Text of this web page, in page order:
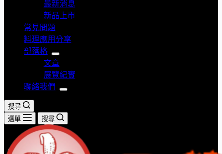
最新消息
新品上市
常見問題
料理應用分享
部落格
文章
展覽紀實
聯絡我們
搜尋
選單
搜尋